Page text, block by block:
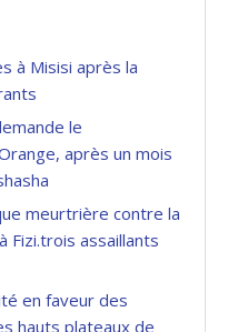
à Misisi après la
le
après un mois
meurtrière contre la
Fizi.trois assaillants
en faveur des
hauts plateaux de